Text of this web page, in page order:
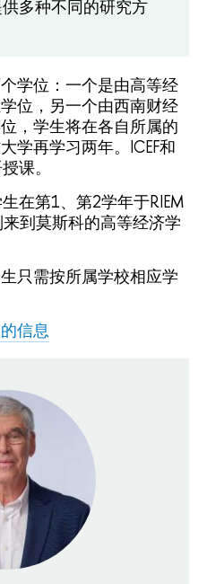
多种不同的研究方
学位：一个是由高等经
位，另一个由西南财经
，学生将在各自所属的
学再学习两年。ICEF和
课。
在第1、第2学年于RIEM
到莫斯科的高等经济学
只需按所属学校相应学
信息